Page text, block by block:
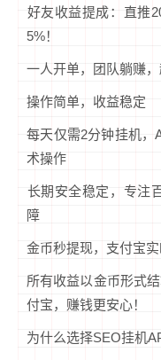
好友收益提成‌：直推
5%！
一人开单，团队躺赚‌
操作简单，收益稳定‌
每天仅需2分钟挂机‌，
术操作
长期安全稳定‌，专注
障
金币秒提现，支付宝实
所有收益以金币形式
付宝，赚钱更安心！
为什么选择SEO挂机